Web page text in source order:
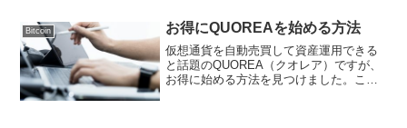
トは、下記のサイトです。楽天市場
Yahoo!...
Bitcoin お得にQUOREAを始める方法
仮想通貨を自動売買して資産運用できる
と話題のQUOREA（クオレア）ですが、
お得に始める方法を見つけました。こち